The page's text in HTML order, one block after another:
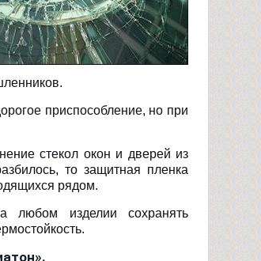
приспособление, но при
стекол окон и дверей из
то защитная пленка
рядом.
любом изделии сохранять